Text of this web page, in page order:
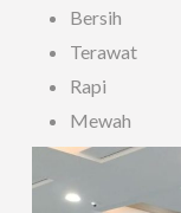
Bersih
Terawat
Rapi
Mewah